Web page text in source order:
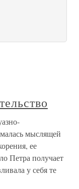
мыслящей
ее
Петра получает
у себя те